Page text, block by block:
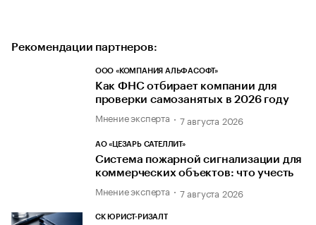
Рекомендации партнеров:
ООО «КОМПАНИЯ АЛЬФАСОФТ»
Как ФНС отбирает компании для
проверки самозанятых в 2026 году
Мнение эксперта 7 августа 2026
АО «ЦЕЗАРЬ САТЕЛЛИТ»
Система пожарной сигнализации для
коммерческих объектов: что учесть
Мнение эксперта 7 августа 2026
СК ЮРИСТ-РИЗАЛТ